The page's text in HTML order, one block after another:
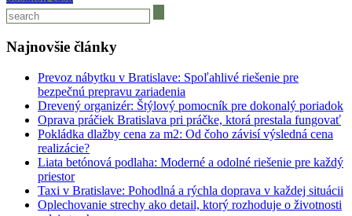
v
článku
Najnovšie články
Prevoz nábytku v Bratislave: Spoľahlivé riešenie pre
bezpečnú prepravu zariadenia
Drevený organizér: Štýlový pomocník pre dokonalý poriadok
Oprava práčiek Bratislava pri práčke, ktorá prestala fungovať
Pokládka dlažby cena za m2: Od čoho závisí výsledná cena
realizácie?
Liata betónová podlaha: Moderné a odolné riešenie pre každý
priestor
Taxi v Bratislave: Pohodlná a rýchla doprava v každej situácii
Oplechovanie strechy ako detail, ktorý rozhoduje o životnosti